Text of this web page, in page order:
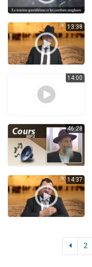
13:38
14:00
46:28
14:37
2